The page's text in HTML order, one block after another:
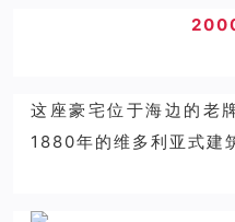
这座豪宅位于海边的老
1880年的维多利亚式建